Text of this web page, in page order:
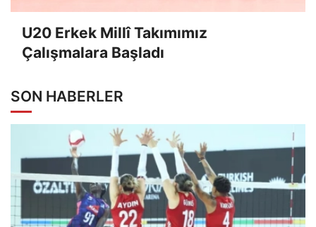
U20 Erkek Millî Takımımız
Çalışmalara Başladı
SON HABERLER